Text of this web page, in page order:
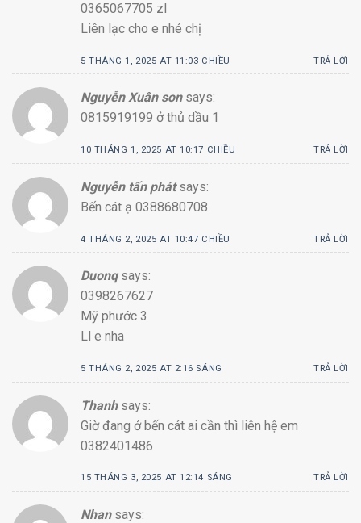
0365067705 zl
Liên lạc cho e nhé chị
5 THÁNG 1, 2025 AT 11:03 CHIỀU TRẢ LỜI
Nguyễn Xuân son says:
0815919199 ở thủ dầu 1
10 THÁNG 1, 2025 AT 10:17 CHIỀU TRẢ LỜI
Nguyễn tấn phát says:
Bến cát ạ 0388680708
4 THÁNG 2, 2025 AT 10:47 CHIỀU TRẢ LỜI
Duonq says:
0398267627
Mỹ phước 3
Ll e nha
5 THÁNG 2, 2025 AT 2:16 SÁNG TRẢ LỜI
Thanh says:
Giờ đang ở bến cát ai cần thì liên hệ em
0382401486
15 THÁNG 3, 2025 AT 12:14 SÁNG TRẢ LỜI
Nhan says: